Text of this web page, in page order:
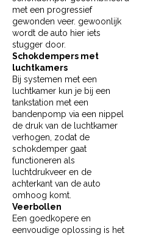
met een progressief
gewonden veer. gewoonlijk
wordt de auto hier iets
stugger door.
Schokdempers met
luchtkamers
Bij systemen met een
luchtkamer kun je bij een
tankstation met een
bandenpomp via een nippel
de druk van de luchtkamer
verhogen, zodat de
schokdemper gaat
functioneren als
luchtdrukveer en de
achterkant van de auto
omhoog komt.
Veerbollen
Een goedkopere en
eenvoudige oplossing is het